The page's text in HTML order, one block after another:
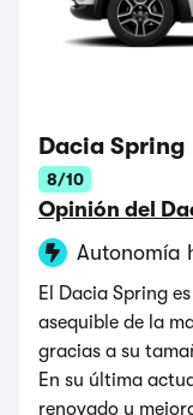
Dacia Spring
8/10
Opinión del
Autonomía
El Dacia Spring
asequible de la
gracias a su
En su última
renovado y